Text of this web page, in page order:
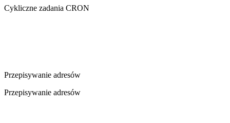
Cykliczne zadania CRON
Przepisywanie adresów
Przepisywanie adresów